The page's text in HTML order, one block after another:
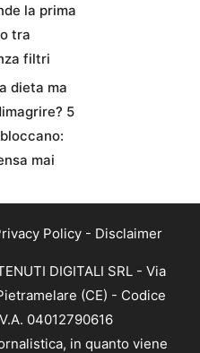
la prima
tra
filtri
dieta ma
5
mai
Policy - Disclaimer
DIGITALI SRL - Via
(CE) - Codice
04012790616
in quanto viene